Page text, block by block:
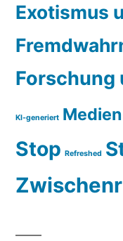
Exotismus
Forschung
KI-generiert Medien
Stop Refreshed